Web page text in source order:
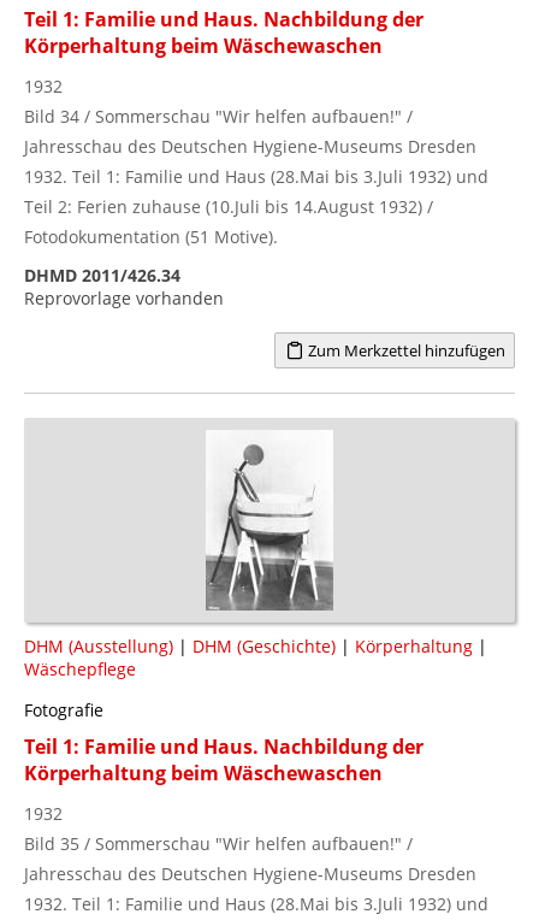
Teil 1: Familie und Haus. Nachbildung der
Körperhaltung beim Wäschewaschen
1932
Bild 34 / Sommerschau "Wir helfen aufbauen!" /
Jahresschau des Deutschen Hygiene-Museums Dresden
1932. Teil 1: Familie und Haus (28.Mai bis 3.Juli 1932) und
Teil 2: Ferien zuhause (10.Juli bis 14.August 1932) /
Fotodokumentation (51 Motive).
DHMD 2011/426.34
Reprovorlage vorhanden
Zum Merkzettel hinzufügen
DHM (Ausstellung) | DHM (Geschichte) | Körperhaltung |
Wäschepflege
Fotografie
Teil 1: Familie und Haus. Nachbildung der
Körperhaltung beim Wäschewaschen
1932
Bild 35 / Sommerschau "Wir helfen aufbauen!" /
Jahresschau des Deutschen Hygiene-Museums Dresden
1932. Teil 1: Familie und Haus (28.Mai bis 3.Juli 1932) und